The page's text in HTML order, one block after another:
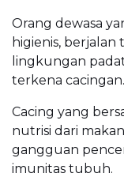
Orang dewasa
higienis, berjalan
lingkungan
terkena cacingan.
Cacing yang
nutrisi dari
gangguan
imunitas tubuh.